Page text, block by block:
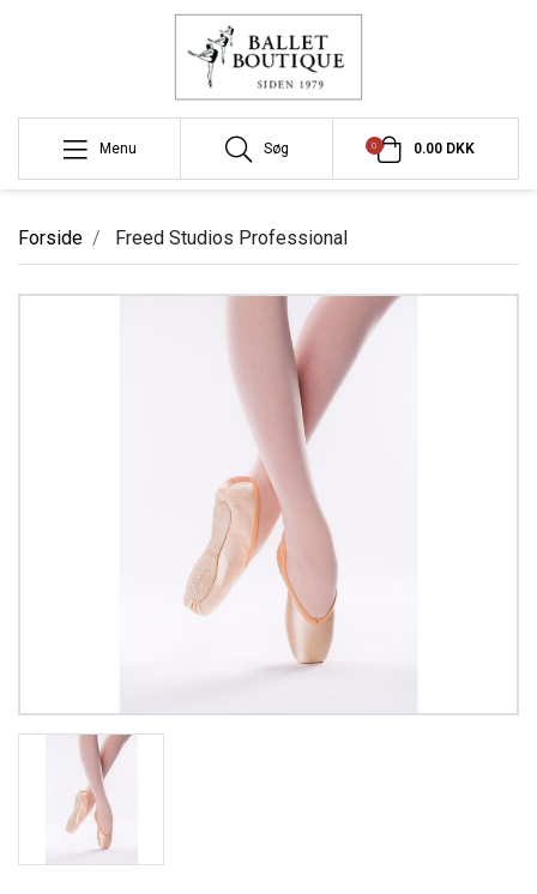
Menu Søg 0 0.00 DKK
Forside Freed Studios Professional